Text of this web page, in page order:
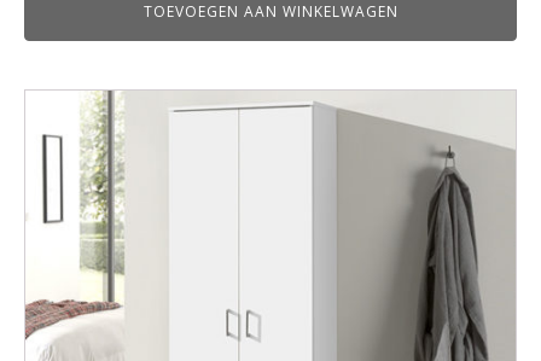
TOEVOEGEN AAN WINKELWAGEN